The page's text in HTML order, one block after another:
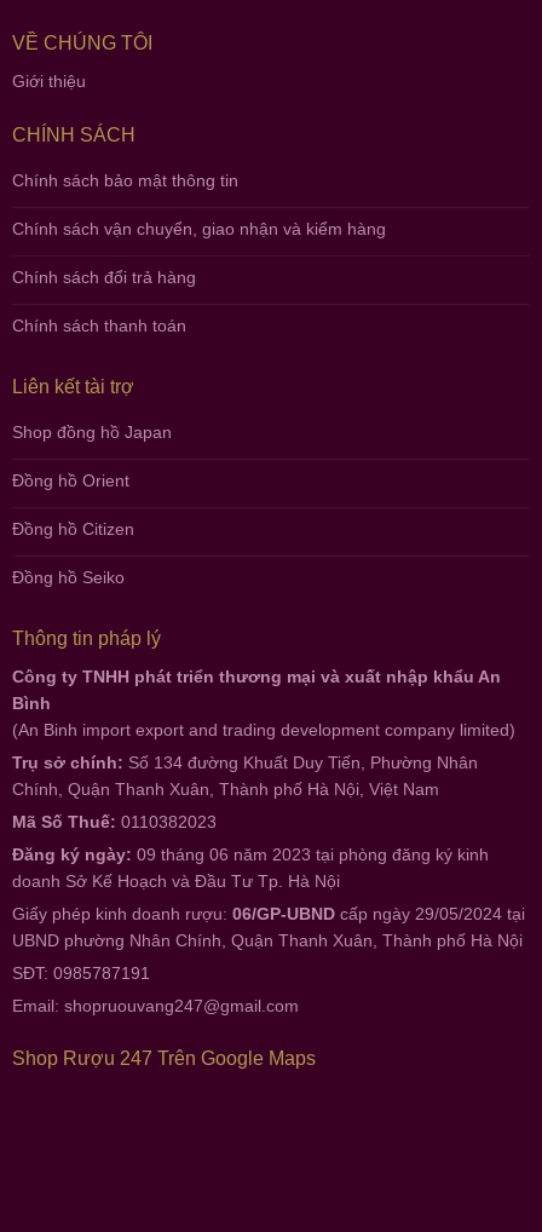
VỀ CHÚNG TÔI
Giới thiệu
CHÍNH SÁCH
Chính sách bảo mật thông tin
Chính sách vận chuyển, giao nhận và kiểm hàng
Chính sách đổi trả hàng
Chính sách thanh toán
Liên kết tài trợ
Shop đồng hồ Japan
Đồng hồ Orient
Đồng hồ Citizen
Đồng hồ Seiko
Thông tin pháp lý
Công ty TNHH phát triển thương mại và xuất nhập khẩu An
Bình
(An Binh import export and trading development company limited)
Trụ sở chính: Số 134 đường Khuất Duy Tiến, Phường Nhân
Chính, Quận Thanh Xuân, Thành phố Hà Nội, Việt Nam
Mã Số Thuế: 0110382023
Đăng ký ngày: 09 tháng 06 năm 2023 tại phòng đăng ký kinh
doanh Sở Kế Hoạch và Đầu Tư Tp. Hà Nội
Giấy phép kinh doanh rượu: 06/GP-UBND cấp ngày 29/05/2024 tại
UBND phường Nhân Chính, Quận Thanh Xuân, Thành phố Hà Nội
SĐT: 0985787191
Email: shopruouvang247@gmail.com
Shop Rượu 247 Trên Google Maps